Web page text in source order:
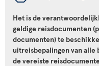
Het is de
geldige reisdocumenten
documenten) te
uitreisbepalingen van alle
de vereiste